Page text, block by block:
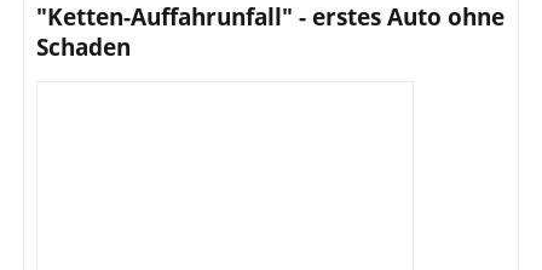
"Ketten-Auffahrunfall" - erstes Auto ohne
Schaden